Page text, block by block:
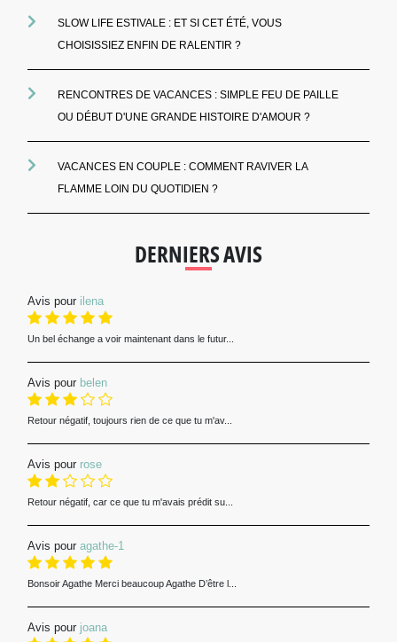
SLOW LIFE ESTIVALE : ET SI CET ÉTÉ, VOUS
CHOISISSIEZ ENFIN DE RALENTIR ?
RENCONTRES DE VACANCES : SIMPLE FEU DE PAILLE
OU DÉBUT D'UNE GRANDE HISTOIRE D'AMOUR ?
VACANCES EN COUPLE : COMMENT RAVIVER LA
FLAMME LOIN DU QUOTIDIEN ?
DERNIERS AVIS
Avis pour ilena
Un bel échange a voir maintenant dans le futur...
Avis pour belen
Retour négatif, toujours rien de ce que tu m'av...
Avis pour rose
Retour négatif, car ce que tu m'avais prédit su...
Avis pour agathe-1
Bonsoir Agathe Merci beaucoup Agathe D’être l...
Avis pour joana